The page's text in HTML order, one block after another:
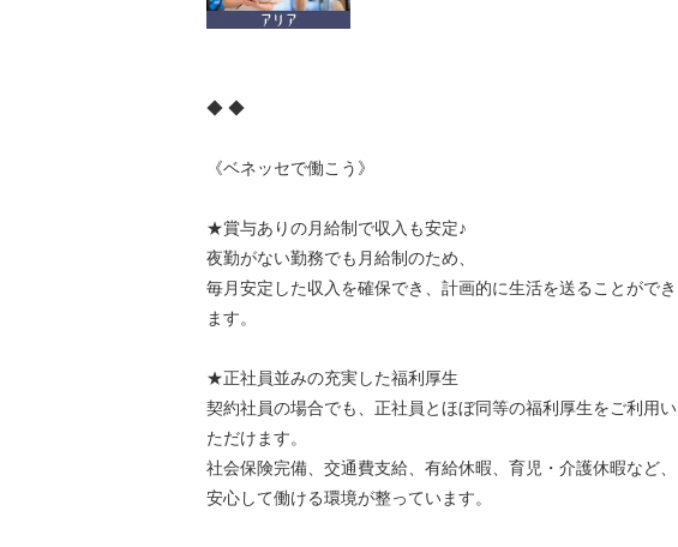
◆ ◆
《ベネッセで働こう》
★賞与ありの月給制で収入も安定♪
夜勤がない勤務でも月給制のため、
毎月安定した収入を確保でき、計画的に生活を送ることができ
ます。
★正社員並みの充実した福利厚生
契約社員の場合でも、正社員とほぼ同等の福利厚生をご利用い
ただけます。
社会保険完備、交通費支給、有給休暇、育児・介護休暇など、
安心して働ける環境が整っています。